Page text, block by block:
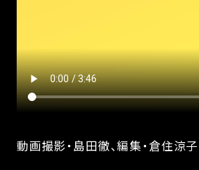
動画撮影・島田徹、編集・倉住涼子